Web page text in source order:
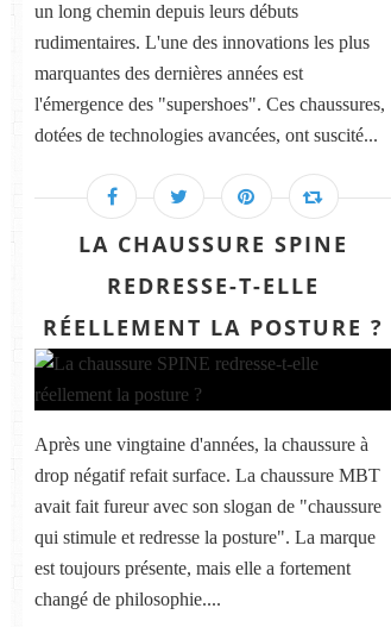
un long chemin depuis leurs débuts
rudimentaires. L'une des innovations les plus
marquantes des dernières années est
l'émergence des "supershoes". Ces chaussures,
dotées de technologies avancées, ont suscité...
LA CHAUSSURE SPINE
REDRESSE-T-ELLE
RÉELLEMENT LA POSTURE ?
Après une vingtaine d'années, la chaussure à
drop négatif refait surface. La chaussure MBT
avait fait fureur avec son slogan de "chaussure
qui stimule et redresse la posture". La marque
est toujours présente, mais elle a fortement
changé de philosophie....